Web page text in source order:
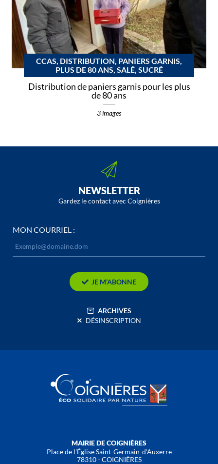
CCAS, DISTRIBUTION, PANIERS GARNIS,
PLUS DE 80 ANS, SALÉ, SUCRÉ
Distribution de paniers garnis pour les plus
de 80 ans
3 images
NEWSLETTER
Gardez le contact avec Coignières
MON COURRIEL :
JE M’ABONNE
ARCHIVES
DÉSINSCRIPTION
MAIRIE DE COIGNIÈRES
Place de l'Église Saint-Germain-d'Auxerre
78310 - COIGNIÈRES